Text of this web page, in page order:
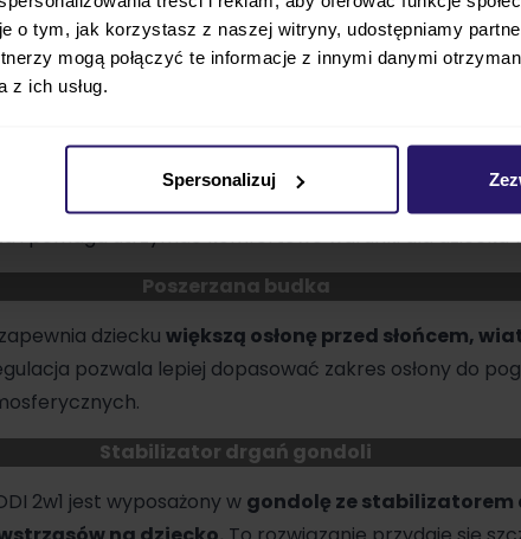
o tym, jak korzystasz z naszej witryny, udostępniamy
mogą połączyć te informacje z innymi danymi
z ich usług.
Spersonalizuj
kg, co zdecydowanie ułatwia jej przenoszenie,
to znaczenie szczególnie wtedy, gdy trzeba często
śpiące dziecko.
Potrójna wentylacja
wentylacji (w tym dodatkowy panel
i pomaga utrzymać komfortowe warunki dla dziecka
Poszerzana budka
dziecku większą osłonę przed słońcem,
pozwala lepiej dopasować zakres osłony do
Stabilizator drgań gondoli
2w1 jest wyposażony w gondolę ze